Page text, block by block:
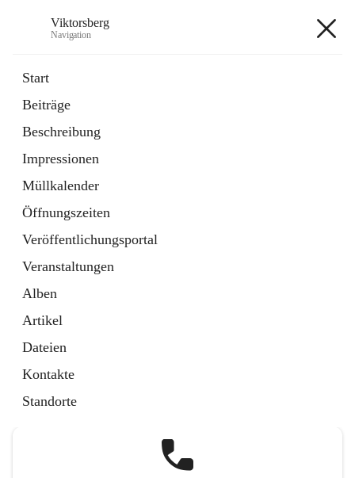
Viktorsberg
Navigation
Start
Beiträge
Beschreibung
Impressionen
Müllkalender
Öffnungszeiten
Veröffentlichungsportal
Veranstaltungen
Alben
Artikel
Dateien
Kontakte
Standorte
1 Schnellzugriff
Bürgerservice
10 Schnellzugriffe